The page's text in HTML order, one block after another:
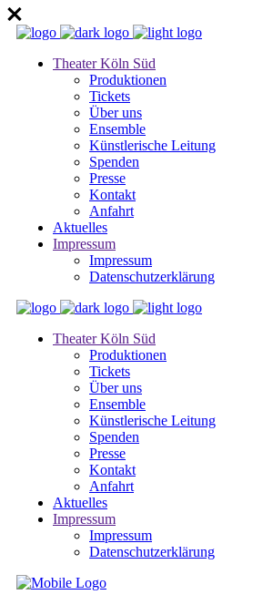
Theater Köln Süd
Produktionen
Tickets
Über uns
Ensemble
Künstlerische Leitung
Spenden
Presse
Kontakt
Anfahrt
Aktuelles
Impressum
Impressum
Datenschutzerklärung
Theater Köln Süd
Produktionen
Tickets
Über uns
Ensemble
Künstlerische Leitung
Spenden
Presse
Kontakt
Anfahrt
Aktuelles
Impressum
Impressum
Datenschutzerklärung